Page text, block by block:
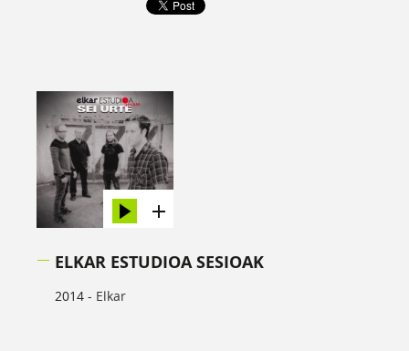
ELKAR ESTUDIOA SESIOAK
2014 - Elkar